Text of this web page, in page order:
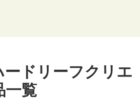
ードリーフクリエ
一覧